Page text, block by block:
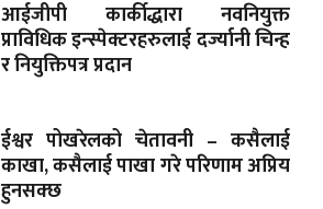
आईजीपी कार्कीद्धारा नवनियुक्त
प्राविधिक इन्स्पेक्टरहरुलाई दर्ज्यानी चिन्ह
र नियुक्तिपत्र प्रदान
ईश्वर पोखरेलको चेतावनी – कसैलाई
काखा, कसैलाई पाखा गरे परिणाम अप्रिय
हुनसक्छ